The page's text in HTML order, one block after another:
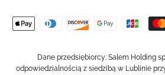
Dane przedsiębiorcy: Salem Holding
odpowiedzialnością z siedzibą w Lublinie